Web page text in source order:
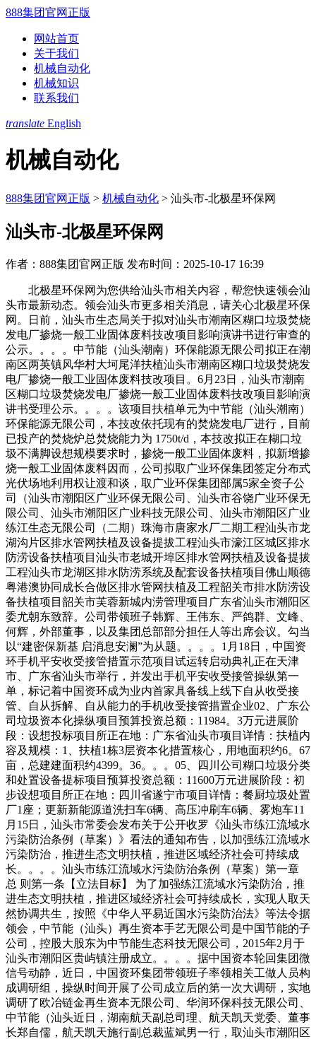
888集团官网正版
网站首页
关于我们
机械自动化
机械知识
联系我们
translate English
机械自动化
888集团官网正版 > 机械自动化 > 汕头市-北极星环保网
汕头市-北极星环保网
作者：888集团官网正版 发布时间：2025-10-17 16:39
北极星环保网为您供给汕头市相关内容，帮您快速领会汕
头市最新动态。领会汕头市更多相关消息，请关心北极星环保
网。日前，汕头市生态局关于拟对汕头市潮南区糊口垃圾焚烧
发电厂掺烧一般工业固体废料技改项目影响演讲书进行审查的
公示。。。。中节能（汕头潮南）环保能源无限公司拟正在潮
南区两英镇风华村大坷尾洋扶植汕头市潮南区糊口垃圾焚烧发
电厂掺烧一般工业固体废料技改项目。6月23日，汕头市潮南
区糊口垃圾焚烧发电厂掺烧一般工业固体废料技改项目影响演
讲书受理公示。。。。该项目扶植单元为中节能（汕头潮南）
环保能源无限公司，本技改依托现有的焚烧发电厂进行，目前
已投产的焚烧炉总焚烧能力为 1750t/d，本技改拟正在糊口垃
圾不满脚设想规模要求时，掺烧一般工业固体废料，拟新增掺
烧一般工业固体废料因而，公司拟取广业环保集团签定分布式
光伏场地利用权让渡和谈，取广业环保集团部属5家全资子公
司（汕头市潮阳区广业环保无限公司、汕头市谷饶广业环保无
限公司、汕头市潮阳区广业科技无限公司、汕头市潮阳区广业
练江生态无限公司（二期）珠海市唐家水厂二期工程汕头市龙
湖沟片区排水管网扶植及设备提拔工程汕头市濠江区城区排水
防涝设备扶植项目汕头市老城开埠区排水管网扶植及设备提拔
工程汕头市龙湖区排水防涝系统及配套设备扶植项目佛山顺德
粤港澳协同成长合做区排水管网扶植及工程韶关市排水防涝设
备扶植项目韶关市芙蓉新城内涝管理项目广东省汕头市潮阳区
委尤朝东致辞。公司带领班子韩辉、王伟东、严鸽群、文峰、
何辉，外部董事，以及集团总部部分担任人等出席会议。勾当
以“建密保新基 启消息安澜”为从题。。。。1月18日，中国资
环手机平安收受接管措置示范项目试运转启动典礼正在天津
市、广东省汕头市举行，并发出手机平安收受接管操纵第一
单，标记着中国资环成为业内首家具备线上线下自从收受接
管、自从拆解、自从能力的手机收受接管措置企业02、广东公
司垃圾资本化操纵项目预算投资总额：11984。3万元进展阶
段：设想投标项目所正在地：广东省汕头市项目详情：扶植内
容及规模：1、扶植1栋3层资本化措置核心，用地面积约6。67
亩，总建建面积约4399。36。。。05、四川公司糊口垃圾分类
和处置设备提标项目预算投资总额：11600万元进展阶段：初
步设想项目所正在地：四川省遂宁市项目详情：餐厨垃圾处置
厂1座；更新新能源道洗扫车6辆、高压冲刷车6辆、雾炮车11
月15日，汕头市常委会发布关于公开收罗《汕头市练江流域水
污染防治条例（草案）》看法的通知布告，以加强练江流域水
污染防治，推进生态文明扶植，推进区域经济社会可持续成
长。。。。汕头市练江流域水污染防治条例（草案）第一章
总 则第一条【立法目标】 为了加强练江流域水污染防治，推
进生态文明扶植，推进区域经济社会可持续成长，实现人取天
然协调共生，按照《中华人平易近国水污染防治法》等法令据
领会，中节能（汕头）再生资本手艺无限公司是中国节能的子
公司，控股大股东为中节能生态科技无限公司，2015年2月于
汕头市潮阳区贵屿镇注册成立。。。。据中国资本轮回集团微
信号动静，近日，中国资环集团带领班子率领相关工做人员构
成调研组，操纵时间开展了公司成立后的第一次大调研，实地
调研了欧冶链金再生资本无限公司、华润环保科技无限公司、
中节能（汕头近日，湖南航天副总司理、航天凯天党委、董事
长郑自儒，航天凯天施行副总裁蓝斌男一行，取汕头市潮阳区